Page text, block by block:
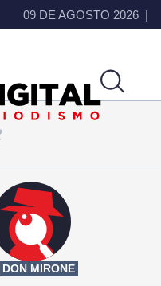
09 DE AGOSTO 2026
DON MIRONE